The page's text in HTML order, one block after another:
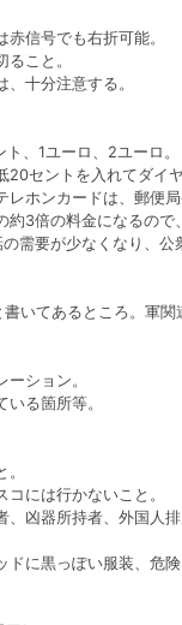
信号でも右折可能。
こと。
十分注意する。
、1ユーロ、2ユーロ。
セントを入れてダイヤ
ホンカードは、郵便
3倍の料金になるので
需要が少なくなり、公
いてあるところ。軍関
ション。
る箇所等。
には行かないこと。
、凶器所持者、外国人
に黒っぽい服装、危